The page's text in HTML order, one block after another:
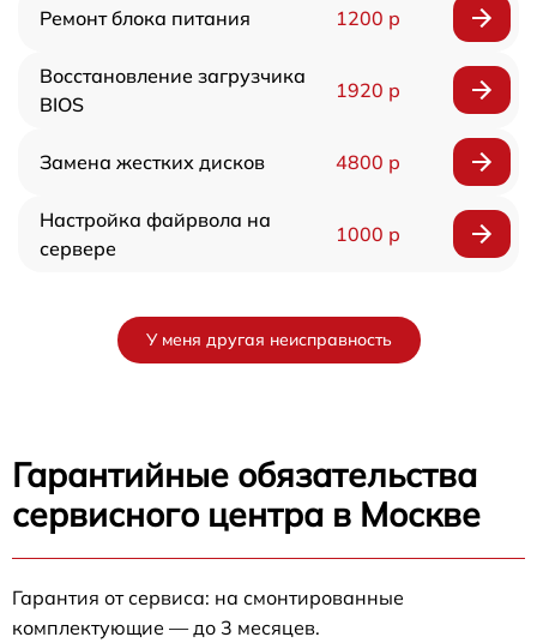
Ремонт блока питания 1200 р
Восстановление загрузчика
BIOS
1920 р
Замена жестких дисков 4800 р
Настройка файрвола на
сервере
1000 р
У меня другая неисправность
Гарантийные обязательства
сервисного центра в Москве
Гарантия от сервиса: на смонтированные
комплектующие — до 3 месяцев.